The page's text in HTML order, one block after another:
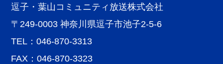
逗子・葉山コミュニティ放送株式会社
〒249-0003 神奈川県逗子市池子2-5-6
TEL：046-870-3313
FAX：046-870-3323